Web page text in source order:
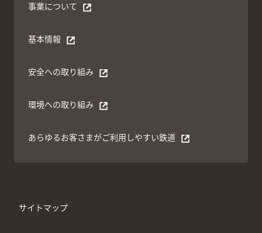
事業について
別ウィンドウで開く
基本情報
別ウィンドウで開く
安全への取り組み
別ウィンドウで開く
環境への取り組み
別ウィンドウで開く
あらゆるお客さまがご利⽤しやすい鉄道
別ウィンドウで開く
サイトマップ